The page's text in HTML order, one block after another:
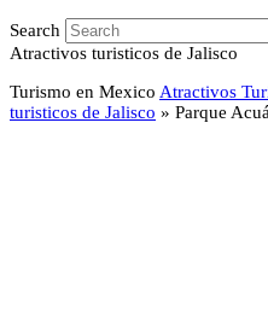
Search
Atractivos turisticos de Jalisco
Turismo en Mexico Atractivos
turisticos de Jalisco » Parque